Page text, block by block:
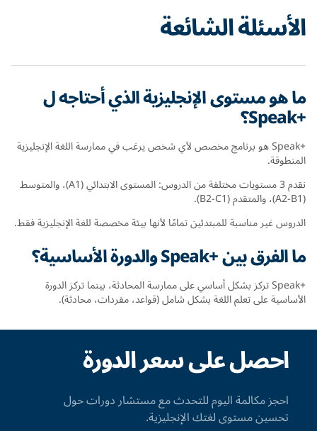
الأسئلة الشائعة
ما هو مستوى الإنجليزية الذي أحتاجه ل
+Speak؟
+Speak هو برنامج مخصص لأي شخص يرغب في ممارسة اللغة الإنجليزية
المنطوقة.
نقدم 3 مستويات مختلفة من الدروس: المستوى الابتدائي (A1)، والمتوسط ​​
(A2-B1)، والمتقدم (B2-C1).
الدروس غير مناسبة للمبتدئين تمامًا لأنها بيئة مخصصة للغة الإنجليزية فقط.
ما الفرق بين +Speak والدورة الأساسية؟
+Speak تركز بشكل أساسي على ممارسة المحادثة، بينما تركز الدورة
الأساسية على تعلم اللغة بشكل شامل (قواعد، مفردات، محادثة).
احصل على سعر الدورة
احجز مكالمة اليوم للتحدث مع مستشار دورات حول
تحسين مستوى لغتك الإنجليزية.